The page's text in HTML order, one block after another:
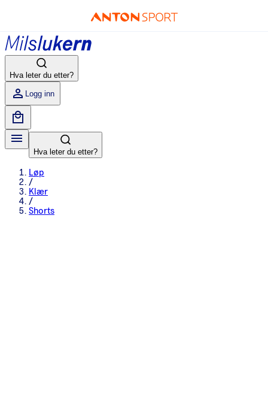
Hva leter du etter?
Logg inn
Hva leter du etter?
Løp
/
Klær
/
Shorts